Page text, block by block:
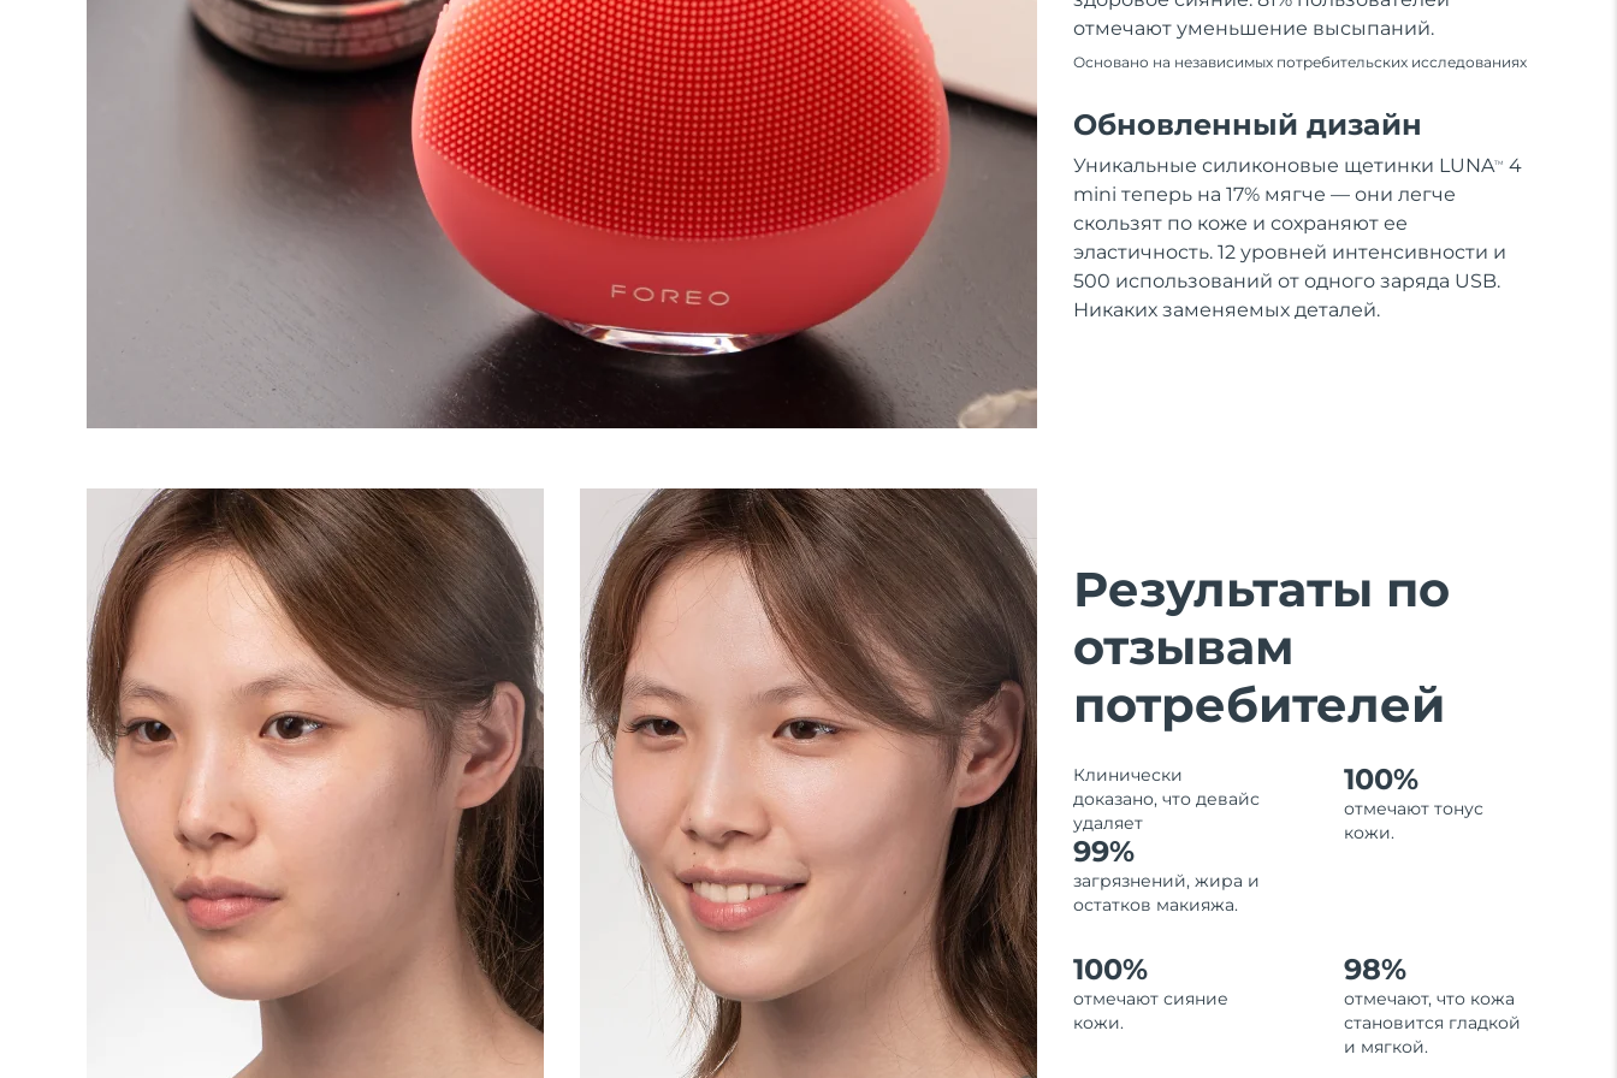
отмечают уменьшение высыпаний.
Основано на независимых потребительских исследованиях
Обновленный дизайн
Уникальные силиконовые щетинки LUNATM
4
mini теперь на 17% мягче — они легче
скользят по коже и сохраняют ее
эластичность. 12 уровней интенсивности и
500 использований от одного заряда USB.
Никаких заменяемых деталей.
Результаты по
отзывам
потребителей
Клинически
доказано, что девайс
удаляет
99%
загрязнений, жира и
остатков макияжа.
100%
отмечают тонус
кожи.
100%
отмечают сияние
кожи.
98%
отмечают, что кожа
становится гладкой
и мягкой.